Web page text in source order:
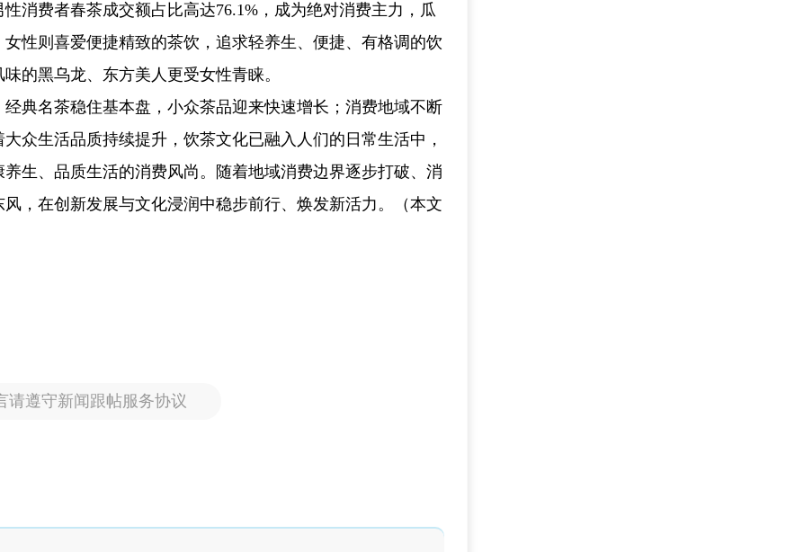
消费者春茶成交额占比高达76.1%，成为绝对消费主力，瓜
性则喜爱便捷精致的茶饮，追求轻养生、便捷、有格调的饮
的黑乌龙、东方美人更受女性青睐。
典名茶稳住基本盘，小众茶品迎来快速增长；消费地域不断
众生活品质持续提升，饮茶文化已融入人们的日常生活中，
生、品质生活的消费风尚。随着地域消费边界逐步打破、消
，在创新发展与文化浸润中稳步前行、焕发新活力。（本文
请遵守新闻跟帖服务协议